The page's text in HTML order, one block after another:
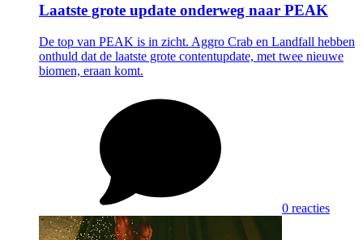
Laatste grote update onderweg naar PEAK
De top van PEAK is in zicht. Aggro Crab en Landfall hebben
onthuld dat de laatste grote contentupdate, met twee nieuwe
biomen, eraan komt.
0 reacties